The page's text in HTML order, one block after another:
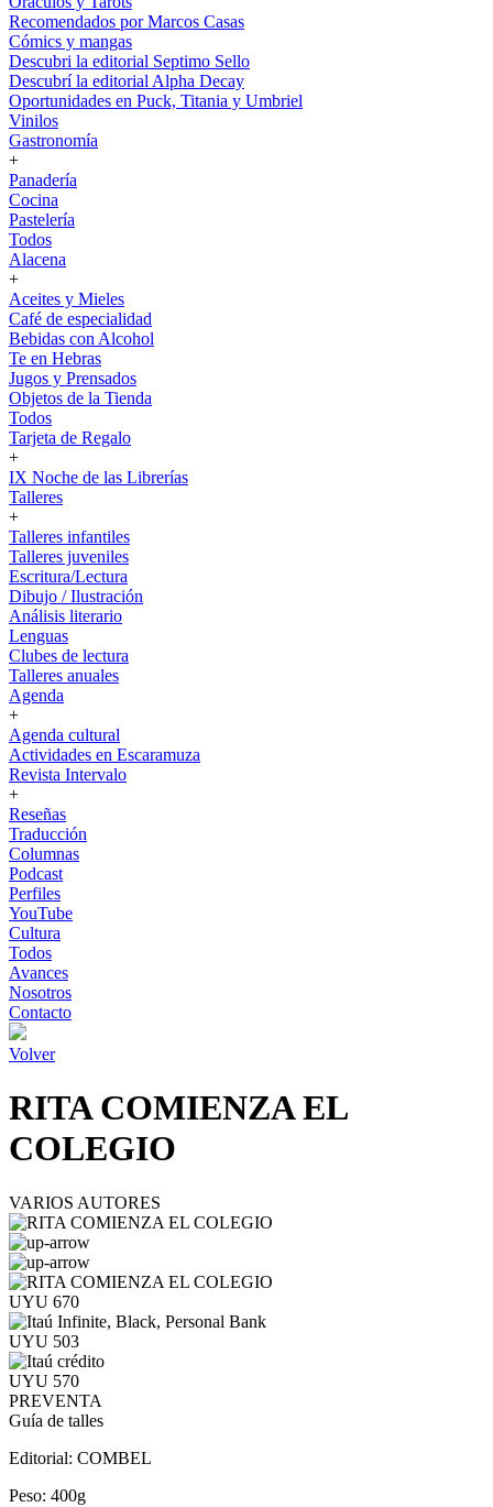
Recomendados por Marcos Casas
Cómics y mangas
Descubri la editorial Septimo Sello
Descubrí la editorial Alpha Decay
Oportunidades en Puck, Titania y Umbriel
Vinilos
Gastronomía
+
Panadería
Cocina
Pastelería
Todos
Alacena
+
Aceites y Mieles
Café de especialidad
Bebidas con Alcohol
Te en Hebras
Jugos y Prensados
Objetos de la Tienda
Todos
Tarjeta de Regalo
+
IX Noche de las Librerías
Talleres
+
Talleres infantiles
Talleres juveniles
Escritura/Lectura
Dibujo / Ilustración
Análisis literario
Lenguas
Clubes de lectura
Talleres anuales
Agenda
+
Agenda cultural
Actividades en Escaramuza
Revista Intervalo
+
Reseñas
Traducción
Columnas
Podcast
Perfiles
YouTube
Cultura
Todos
Avances
Nosotros
Contacto
Volver
RITA COMIENZA EL
COLEGIO
VARIOS AUTORES
UYU 670
UYU 503
UYU 570
PREVENTA
Guía de talles
Editorial: COMBEL
Peso: 400g